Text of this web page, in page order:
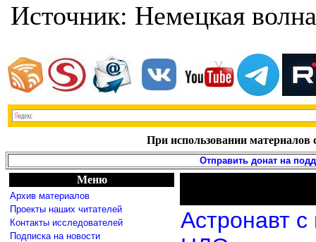
Источник: Немецкая волна
При использовании материалов
Отправить донат на
Меню
Архив материалов
Проекты наших читателей
Контакты исследователей
Подписка на новости
Астронавт